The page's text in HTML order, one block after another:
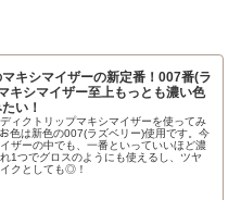
キシマイザーの新定番！007番(ラ
キシマイザー至上もっとも濃い色
い！
ィクトリップマキシマイザーを使ってみ
色は新色の007(ラズベリー)使用です。今
ザーの中でも、一番といっていいほど濃
1つでグロスのようにも使えるし、ツヤ
クとしても◎！